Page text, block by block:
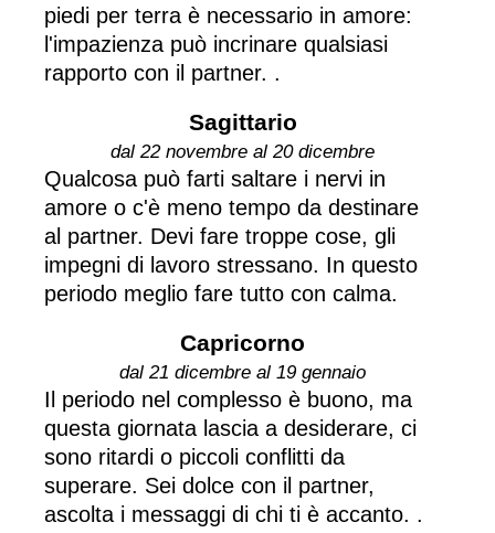
piedi per terra è necessario in amore:
l'impazienza può incrinare qualsiasi
rapporto con il partner. .
Sagittario
dal 22 novembre al 20 dicembre
Qualcosa può farti saltare i nervi in
amore o c'è meno tempo da destinare
al partner. Devi fare troppe cose, gli
impegni di lavoro stressano. In questo
periodo meglio fare tutto con calma.
Capricorno
dal 21 dicembre al 19 gennaio
Il periodo nel complesso è buono, ma
questa giornata lascia a desiderare, ci
sono ritardi o piccoli conflitti da
superare. Sei dolce con il partner,
ascolta i messaggi di chi ti è accanto. .